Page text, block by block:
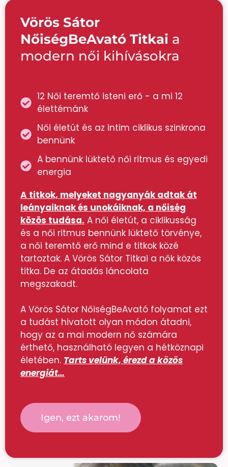
Vörös Sátor
NőiségBeAvató Titkai a
modern női kihívásokra
12 Női teremtő isteni erő - a mi 12
élettémánk
Női életút és az intim ciklikus szinkrona
bennünk
A bennünk lüktető női ritmus és egyedi
energia
A titkok, melyeket nagyanyák adtak át
leányaiknak és unokáiknak, a nőiség
közös tudása. A női életút, a ciklikusság
és a női ritmus bennünk lüktető törvénye,
a női teremtő erő mind e titkok közé
tartoztak. A Vörös Sátor Titkai a nők közös
titka. De az átadás láncolata
megszakadt.
A Vörös Sátor NőiségBeAvató folyamat ezt
a tudást hivatott olyan módon átadni,
hogy az a mai modern nő számára
érthető, használható legyen a hétköznapi
életében. Tarts velünk, érezd a közös
energiát…
Igen, ezt akarom!